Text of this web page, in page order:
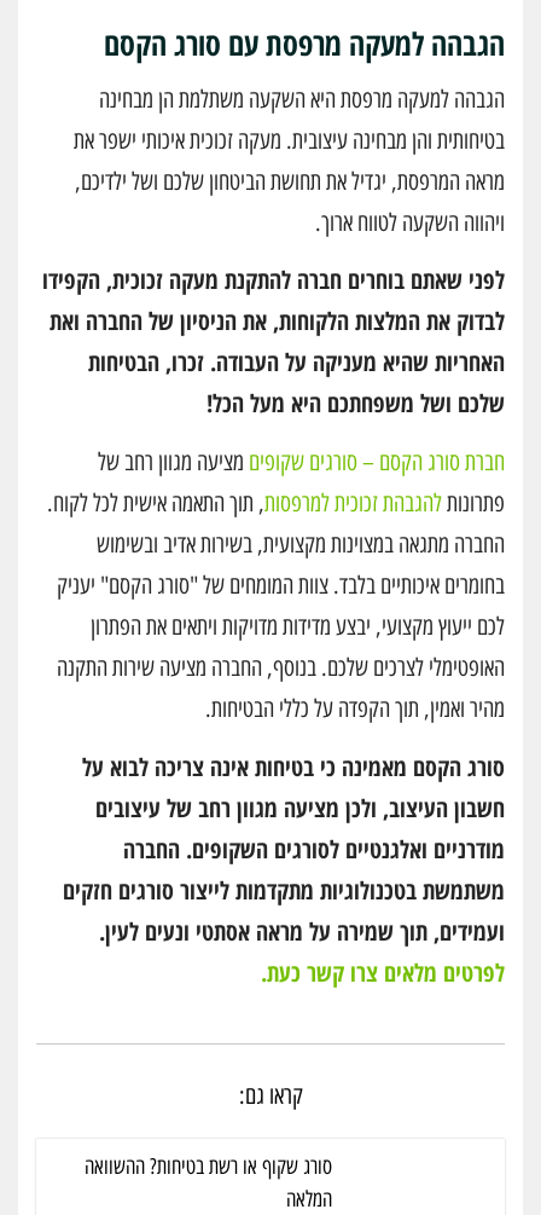
הגבהה למעקה מרפסת עם סורג הקסם
הגבהה למעקה מרפסת היא השקעה משתלמת הן מבחינה
בטיחותית והן מבחינה עיצובית. מעקה זכוכית איכותי ישפר את
מראה המרפסת, יגדיל את תחושת הביטחון שלכם ושל ילדיכם,
ויהווה השקעה לטווח ארוך.
לפני שאתם בוחרים חברה להתקנת מעקה זכוכית, הקפידו
לבדוק את המלצות הלקוחות, את הניסיון של החברה ואת
האחריות שהיא מעניקה על העבודה. זכרו, הבטיחות
שלכם ושל משפחתכם היא מעל הכל!
חברת סורג הקסם – סורגים שקופים מציעה מגוון רחב של
פתרונותלהגבהת זכוכית למרפסות, תוך התאמה אישית לכל לקוח.
החברה מתגאה במצוינות מקצועית, בשירות אדיב ובשימוש
בחומרים איכותיים בלבד. צוות המומחים של "סורג הקסם" יעניק
לכם ייעוץ מקצועי, יבצע מדידות מדויקות ויתאים את הפתרון
האופטימלי לצרכים שלכם. בנוסף, החברה מציעה שירות התקנה
מהיר ואמין, תוך הקפדה על כללי הבטיחות.
סורג הקסם מאמינה כי בטיחות אינה צריכה לבוא על
חשבון העיצוב, ולכן מציעה מגוון רחב של עיצובים
מודרניים ואלגנטיים לסורגים השקופים. החברה
משתמשת בטכנולוגיות מתקדמות לייצור סורגים חזקים
ועמידים, תוך שמירה על מראה אסתטי ונעים לעין.
לפרטים מלאים צרו קשר כעת.
קראו גם:
סורג שקוף או רשת בטיחות? ההשוואה
המלאה